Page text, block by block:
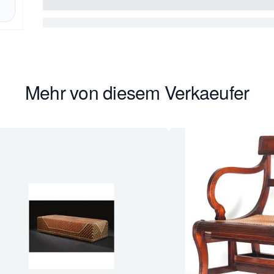
Mehr von diesem Verkaeufer